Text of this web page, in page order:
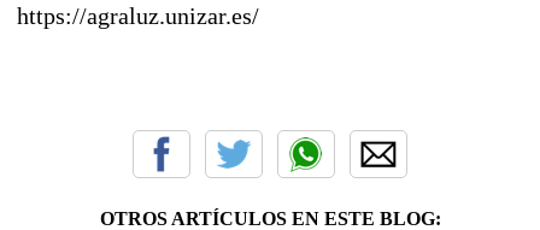
https://agraluz.unizar.es/
OTROS ARTÍCULOS EN ESTE BLOG: